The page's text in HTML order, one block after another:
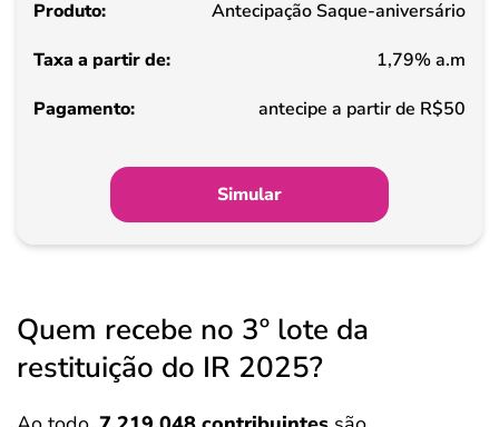
de
Pagamento
Antecipação Saque-aniversário
1,79% a.m
antecipe a partir de R$50
Simular
Quem recebe no 3º lote da
restituição do IR 2025?